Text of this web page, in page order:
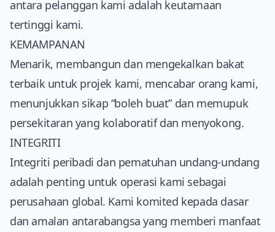
antara pelanggan kami adalah keutamaan
tertinggi kami.
KEMAMPANAN
Menarik, membangun dan mengekalkan bakat
terbaik untuk projek kami, mencabar orang kami,
menunjukkan sikap “boleh buat” dan memupuk
persekitaran yang kolaboratif dan menyokong.
INTEGRITI
Integriti peribadi dan pematuhan undang-undang
adalah penting untuk operasi kami sebagai
perusahaan global. Kami komited kepada dasar
dan amalan antarabangsa yang memberi manfaat